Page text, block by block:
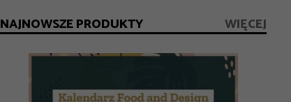
NAJNOWSZE PRODUKTY WIĘCEJ